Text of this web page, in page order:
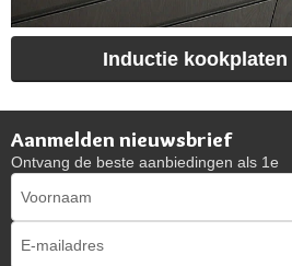
Inductie kookplaten
Aanmelden nieuwsbrief
Ontvang de beste aanbiedingen als 1e